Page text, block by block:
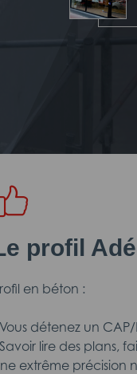
profil
en béton :
détenez un
lire des plans,
extrême précision